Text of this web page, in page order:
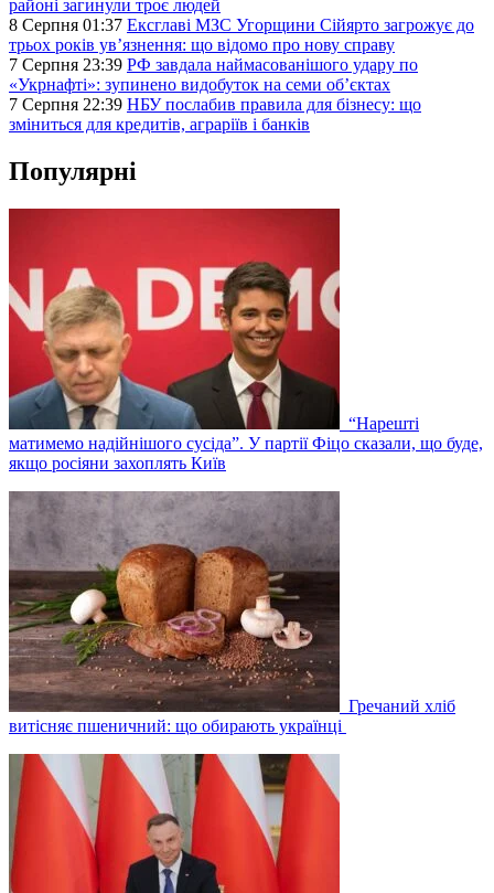
районі загинули троє людей
8 Серпня 01:37 Ексглаві МЗС Угорщини Сійярто загрожує до
трьох років ув’язнення: що відомо про нову справу
7 Серпня 23:39 РФ завдала наймасованішого удару по
«Укрнафті»: зупинено видобуток на семи об’єктах
7 Серпня 22:39 НБУ послабив правила для бізнесу: що
зміниться для кредитів, аграріїв і банків
Популярні
“Нарешті
матимемо надійнішого сусіда”. У партії Фіцо сказали, що буде,
якщо росіяни захоплять Київ
Гречаний хліб
витісняє пшеничний: що обирають українці